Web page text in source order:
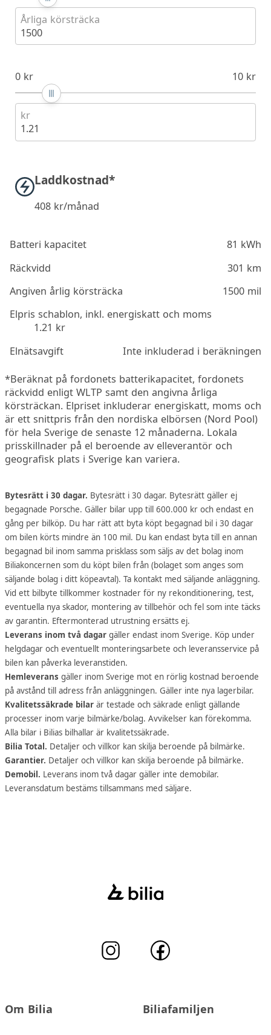
Årliga körsträcka
1500
0 kr 10 kr
kr
1.21
Laddkostnad*
408kr/månad
Batteri kapacitet
81 kWh
Räckvidd
301 km
Angiven årlig körsträcka
1500 mil
Elpris schablon, inkl. energiskatt och moms
1.21 kr
Elnätsavgift
Inte inkluderad i beräkningen
*Beräknat på fordonets batterikapacitet, fordonets
räckvidd enligt WLTP samt den angivna årliga
körsträckan. Elpriset inkluderar energiskatt, moms och
är ett snittpris från den nordiska elbörsen (Nord Pool)
för hela Sverige de senaste 12 månaderna. Lokala
prisskillnader på el beroende av elleverantör och
geografisk plats i Sverige kan variera.
Bytesrätt i 30 dagar. Bytesrätt i 30 dagar. Bytesrätt gäller ej
begagnade Porsche. Gäller bilar upp till 600.000 kr och endast en
gång per bilköp. Du har rätt att byta köpt begagnad bil i 30 dagar
om bilen körts mindre än 100 mil. Du kan endast byta till en annan
begagnad bil inom samma prisklass som säljs av det bolag inom
Biliakoncernen som du köpt bilen från (bolaget som anges som
säljande bolag i ditt köpeavtal). Ta kontakt med säljande anläggning.
Vid ett bilbyte tillkommer kostnader för ny rekonditionering, test,
eventuella nya skador, montering av tillbehör och fel som inte täcks
av garantin. Eftermonterad utrustning ersätts ej.
Leverans inom två dagar gäller endast inom Sverige. Köp under
helgdagar och eventuellt monteringsarbete och leveransservice på
bilen kan påverka leveranstiden.
Hemleverans gäller inom Sverige mot en rörlig kostnad beroende
på avstånd till adress från anläggningen. Gäller inte nya lagerbilar.
Kvalitetssäkrade bilar är testade och säkrade enligt gällande
processer inom varje bilmärke/bolag. Avvikelser kan förekomma.
Alla bilar i Bilias bilhallar är kvalitetssäkrade.
Bilia Total. Detaljer och villkor kan skilja beroende på bilmärke.
Garantier. Detaljer och villkor kan skilja beroende på bilmärke.
Demobil. Leverans inom två dagar gäller inte demobilar.
Leveransdatum bestäms tillsammans med säljare.
Om Bilia Biliafamiljen